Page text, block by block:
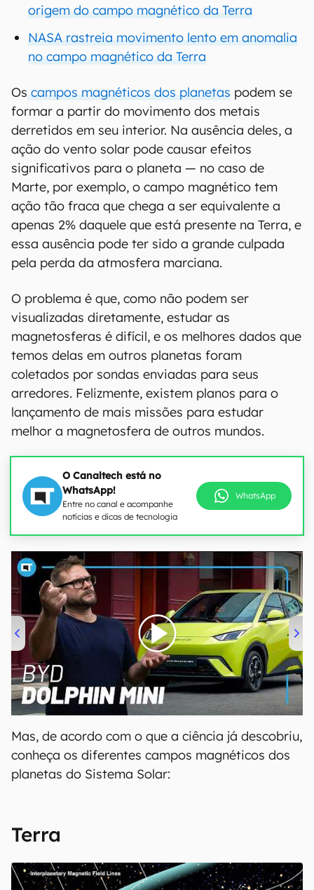
origem do campo magnético da Terra
NASA rastreia movimento lento em anomalia
no campo magnético da Terra
Os campos magnéticos dos planetas podem se
formar a partir do movimento dos metais
derretidos em seu interior. Na ausência deles, a
ação do vento solar pode causar efeitos
significativos para o planeta — no caso de
Marte, por exemplo, o campo magnético tem
ação tão fraca que chega a ser equivalente a
apenas 2% daquele que está presente na Terra, e
essa ausência pode ter sido a grande culpada
pela perda da atmosfera marciana.
O problema é que, como não podem ser
visualizadas diretamente, estudar as
magnetosferas é difícil, e os melhores dados que
temos delas em outros planetas foram
coletados por sondas enviadas para seus
arredores. Felizmente, existem planos para o
lançamento de mais missões para estudar
melhor a magnetosfera de outros mundos.
O Canaltech está no
WhatsApp!
Entre no canal e acompanhe
notícias e dicas de tecnologia
WhatsApp
00:00/04:07
Mas, de acordo com o que a ciência já descobriu,
conheça os diferentes campos magnéticos dos
planetas do Sistema Solar:
Terra